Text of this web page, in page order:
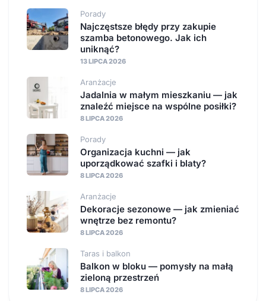
Porady
Najczęstsze błędy przy zakupie
szamba betonowego. Jak ich
uniknąć?
13 LIPCA 2026
Aranżacje
Jadalnia w małym mieszkaniu — jak
znaleźć miejsce na wspólne posiłki?
8 LIPCA 2026
Porady
Organizacja kuchni — jak
uporządkować szafki i blaty?
8 LIPCA 2026
Aranżacje
Dekoracje sezonowe — jak zmieniać
wnętrze bez remontu?
8 LIPCA 2026
Taras i balkon
Balkon w bloku — pomysły na małą
zieloną przestrzeń
8 LIPCA 2026